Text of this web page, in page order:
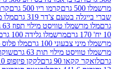
קרמו ריו 500 גרם
קרם פטל למילוי
צ'דר 319 גרם
טוויסט מילוי תפוז 63 גרם
לקקן
מרשמלו גלידה 100 גרם
מרשמלו גלידה
100 גרם
מלו פלוס מרשמלו מיני
מילוי תות 63 גרם
שוקולד דובאי 60 גרם
90 גרם
לקקן פיןפופ 10 יח' 170 גרם